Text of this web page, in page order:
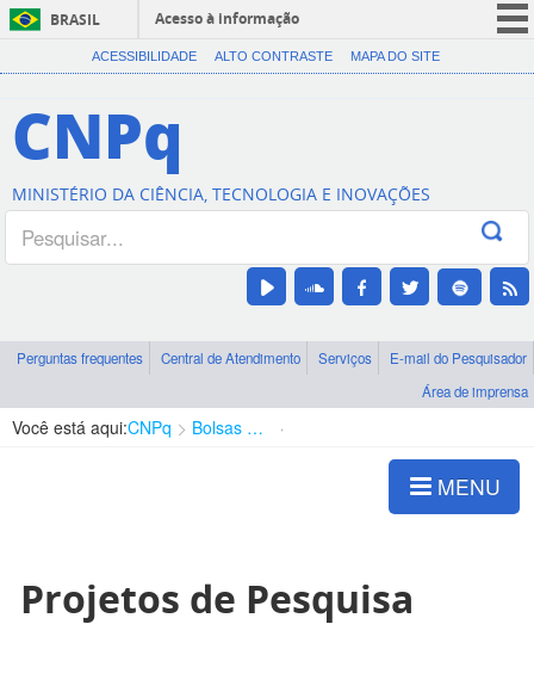
BRASIL
Acesso à informação
CORONAVÍRUS (COVID-19)
Canais
ACESSIBILIDADE ALTO CONTRASTE MAPA DO SITE
CNPq
MINISTÉRIO DA CIÊNCIA, TECNOLOGIA E INOVAÇÕES
Perguntas frequentes Central de Atendimento Serviços
E-mail do Pesquisador
Área de imprensa
Você está aqui:CNPq Bolsas e Auxílios Vigentes
MENU
Projetos de Pesquisa